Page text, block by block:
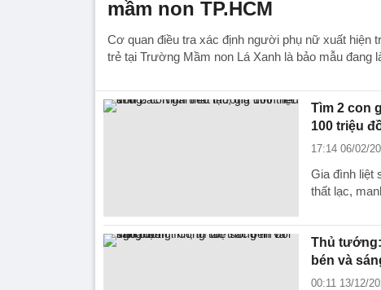
mầm non TP.HCM
Cơ quan điều tra xác định người phụ nữ xuất hiện
trẻ tại Trường Mầm non Lá Xanh là bảo mẫu đang
Tìm 2 con
100 triệu
17:14 06/02/
Gia đình liệt
thất lạc,
Thủ
bén và
00:11 13/12/